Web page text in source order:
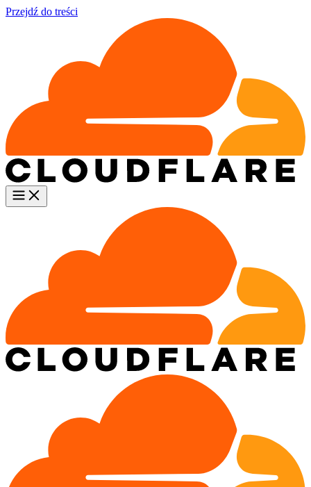
Przejdź do treści